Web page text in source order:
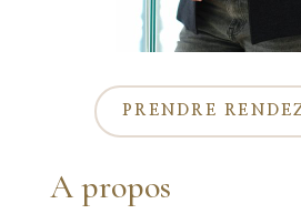
PRENDRE
A propos